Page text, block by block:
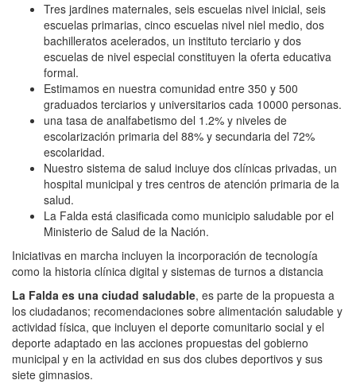
Tres jardines maternales, seis escuelas nivel inicial, seis
escuelas primarias, cinco escuelas nivel niel medio, dos
bachilleratos acelerados, un instituto terciario y dos
escuelas de nivel especial constituyen la oferta educativa
formal.
Estimamos en nuestra comunidad entre 350 y 500
graduados terciarios y universitarios cada 10000 personas.
una tasa de analfabetismo del 1.2% y niveles de
escolarización primaria del 88% y secundaria del 72%
escolaridad.
Nuestro sistema de salud incluye dos clínicas privadas, un
hospital municipal y tres centros de atención primaria de la
salud.
La Falda está clasificada como municipio saludable por el
Ministerio de Salud de la Nación.
Iniciativas en marcha incluyen la incorporación de tecnología
como la historia clínica digital y sistemas de turnos a distancia
La Falda es una ciudad saludable, es parte de la propuesta a
los ciudadanos; recomendaciones sobre alimentación saludable y
actividad física, que incluyen el deporte comunitario social y el
deporte adaptado en las acciones propuestas del gobierno
municipal y en la actividad en sus dos clubes deportivos y sus
siete gimnasios.